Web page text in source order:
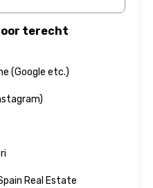
terecht
(Google etc.)
Real Estate